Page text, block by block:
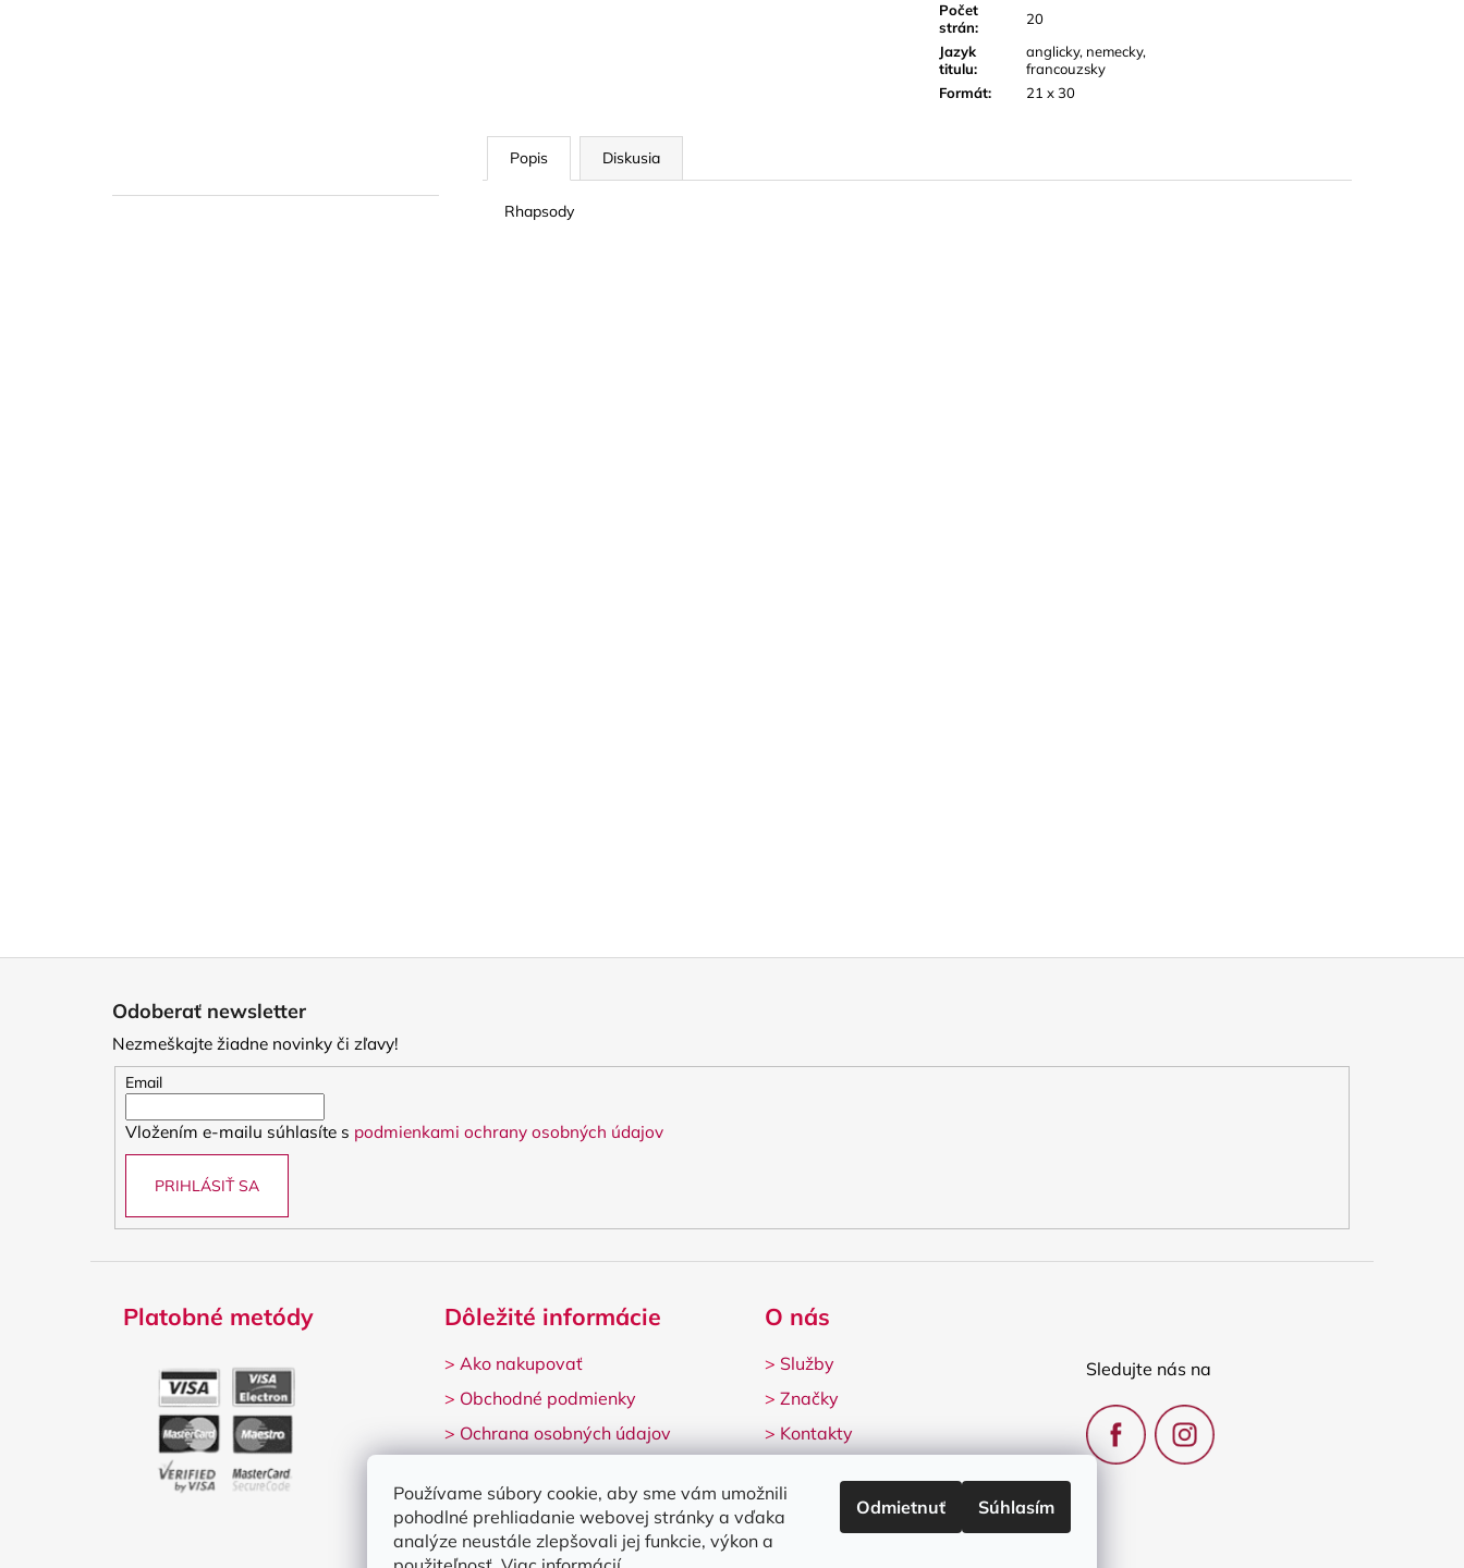
Používame súbory cookie, aby sme vám umožnili
pohodlné prehliadanie webovej stránky a vďaka
analýze neustále zlepšovali jej funkcie, výkon a
Odmietnuť Súhlasím
Počet
strán:
20
Jazyk
titulu:
anglicky, nemecky,
francouzsky
Formát: 21 x 30
Popis Diskusia
Rhapsody
Odoberať newsletter
Nezmeškajte žiadne novinky či zľavy!
Email
Vložením e-mailu súhlasíte s podmienkami ochrany osobných údajov
PRIHLÁSIŤ SA
Platobné metódy Dôležité informácie
> Ako nakupovať
> Obchodné podmienky
> Ochrana osobných údajov
O nás
> Služby
> Značky
> Kontakty
Sledujte nás na